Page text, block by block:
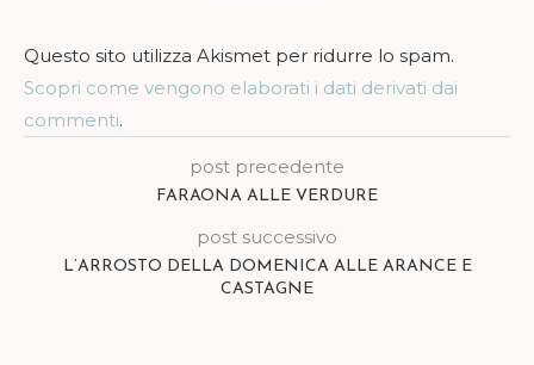
Questo sito utilizza Akismet per ridurre lo spam.
Scopri come vengono elaborati i dati derivati dai
commenti.
post precedente
FARAONA ALLE VERDURE
post successivo
L’ARROSTO DELLA DOMENICA ALLE ARANCE E
CASTAGNE